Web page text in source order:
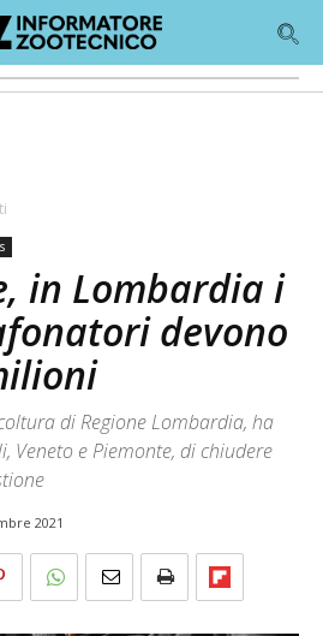
in Lombardia i
devono
di Regione Lombardia, ha
Veneto e Piemonte, di chiudere
2021